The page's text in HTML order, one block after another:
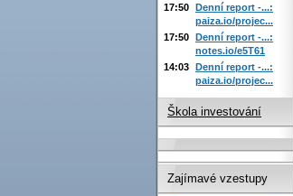
17:50 Denní report -...:
paiza.io/projec...
17:50 Denní report -...:
notes.io/e5T61
14:03 Denní report -...:
paiza.io/projec...
Škola investování
Zajímavé vzestupy